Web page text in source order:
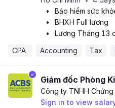
•
Bảo hiểm sức
•
BHXH Full lương
•
Lương Tháng 13
CPA
Accounting Tax
Giám đốc Phòng
Công ty TNHH Chứng
Sign in to view